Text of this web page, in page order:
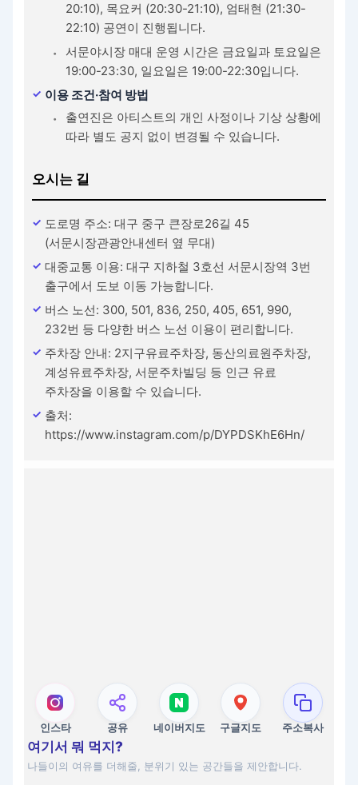
20:10), 목요커 (20:30-21:10), 엄태현 (21:30-
22:10) 공연이 진행됩니다.
서문야시장 매대 운영 시간은 금요일과 토요일은
19:00-23:30, 일요일은 19:00-22:30입니다.
이용 조건·참여 방법
출연진은 아티스트의 개인 사정이나 기상 상황에
따라 별도 공지 없이 변경될 수 있습니다.
오시는 길
도로명 주소: 대구 중구 큰장로26길 45
(서문시장관광안내센터 옆 무대)
대중교통 이용: 대구 지하철 3호선 서문시장역 3번
출구에서 도보 이동 가능합니다.
버스 노선: 300, 501, 836, 250, 405, 651, 990,
232번 등 다양한 버스 노선 이용이 편리합니다.
주차장 안내: 2지구유료주차장, 동산의료원주차장,
계성유료주차장, 서문주차빌딩 등 인근 유료
주차장을 이용할 수 있습니다.
출처:
https://www.instagram.com/p/DYPDSKhE6Hn/
인스타 공유 네이버지도 구글지도 주소복사
여기서 뭐 먹지?
나들이의 여유를 더해줄, 분위기 있는 공간들을 제안합니다.